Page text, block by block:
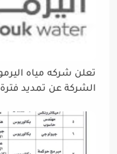
تعلن شركه مياه
الشركة عن تمديد
إتاحة الفرصة